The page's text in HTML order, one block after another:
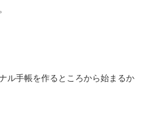
ル手帳を作るところから始まるか